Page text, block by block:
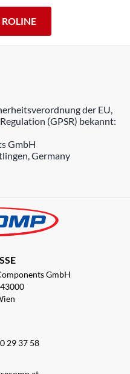
der EU,
(GPSR) bekannt:
GmbH
Germany
GmbH
29 37 58